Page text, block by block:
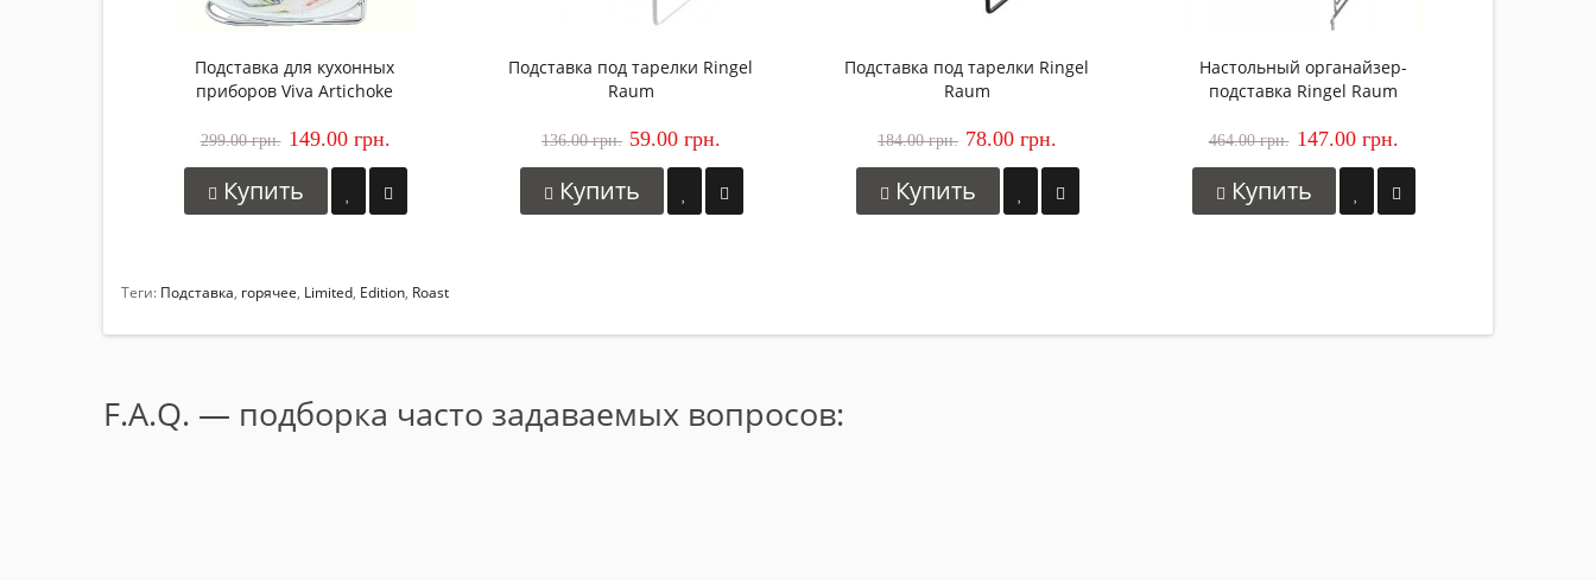
Подставка для кухонных
приборов Viva Artichoke
299.00 грн. 149.00 грн.
Купить
Подставка под тарелки Ringel
Raum
136.00 грн. 59.00 грн.
Купить
Подставка под тарелки Ringel
Raum
184.00 грн. 78.00 грн.
Купить
Настольный органайзер-
подставка Ringel Raum
464.00 грн. 147.00 грн.
Купить
Теги: Подставка, горячее, Limited, Edition, Roast
F.A.Q. — подборка часто задаваемых вопросов: